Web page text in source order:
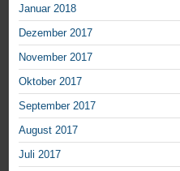
Januar 2018
Dezember 2017
November 2017
Oktober 2017
September 2017
August 2017
Juli 2017